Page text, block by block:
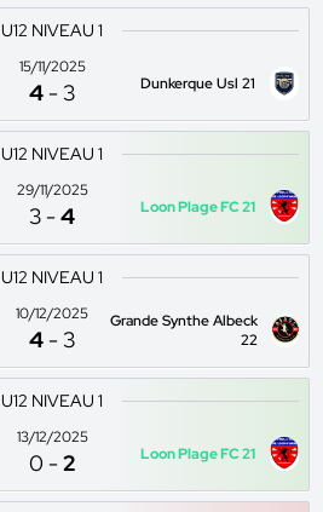
U12 NIVEAU 1
15/11/2025
4 - 3 Dunkerque Usl 21
U12 NIVEAU 1
29/11/2025
3 -4 Loon Plage FC 21
U12 NIVEAU 1
10/12/2025
4 - 3
Grande Synthe Albeck
22
U12 NIVEAU 1
13/12/2025
0 -2 Loon Plage FC 21